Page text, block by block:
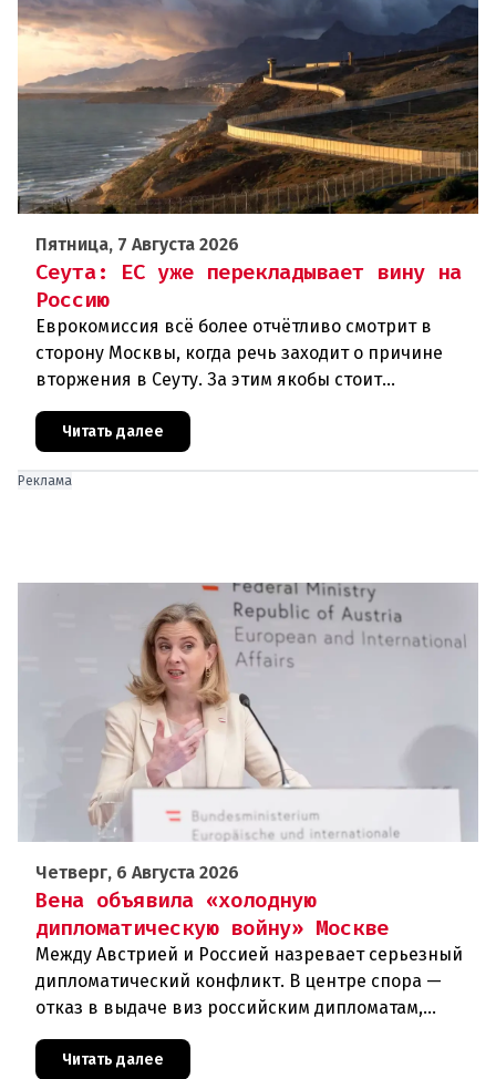
Пятница, 7 Августа 2026
Сеута: ЕС уже перекладывает вину на
Россию
Еврокомиссия всё более отчётливо смотрит в
сторону Москвы, когда речь заходит о причине
вторжения в Сеуту. За этим якобы стоит
дней около 72 000 человек п
Читать далее
Реклама
Четверг, 6 Августа 2026
Вена объявила «холодную
дипломатическую войну» Москве
Между Австрией и Россией назревает серьезный
дипломатический конфликт. В центре спора —
отказ в выдаче виз российским дипломатам,
международных организаций, которые
Читать далее